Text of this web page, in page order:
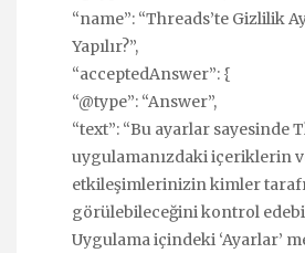
“name”: “Threads’te Gizlilik
Yapılır?”,
“acceptedAnswer”: {
“@type”: “Answer”,
“text”: “Bu ayarlar sayesinde
uygulamanızdaki içeriklerin
etkileşimlerinizin kimler
görülebileceğini kontrol
Uygulama içindeki ‘Ayarlar’